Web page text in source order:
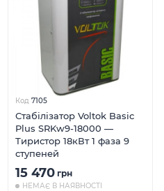
Код 7105
Стабілізатор Voltok Basic
Plus SRKw9-18000 —
Тиристор 18кВт 1 фаза 9
ступеней
15 470 грн
НЕМАЄ В НАЯВНОСТІ